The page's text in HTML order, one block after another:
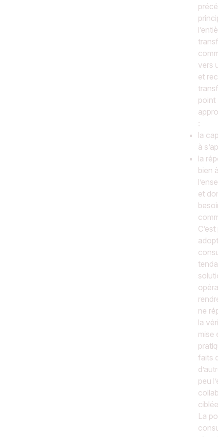
vers
et
point
:
la
à
la
bien
et
ne
la
mise
faits
peu
La